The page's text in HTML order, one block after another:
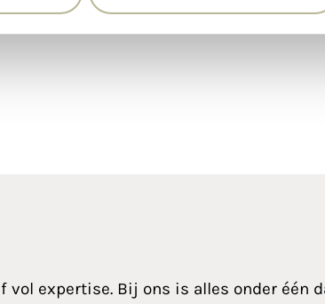
expertise. Bij ons is alles onder één